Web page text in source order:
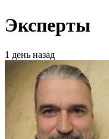
Эксперты
1 день назад